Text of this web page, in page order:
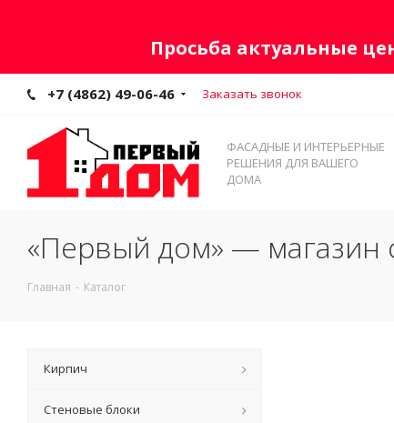
Просьба актуальные
+7 (4862) 49-06-46 Заказать звонок
ФАСАДНЫЕ И ИНТЕРЬЕРНЫЕ
РЕШЕНИЯ ДЛЯ ВАШЕГО
ДОМА
«Первый дом» — магазин
Главная - Каталог
Кирпич
Стеновые блоки